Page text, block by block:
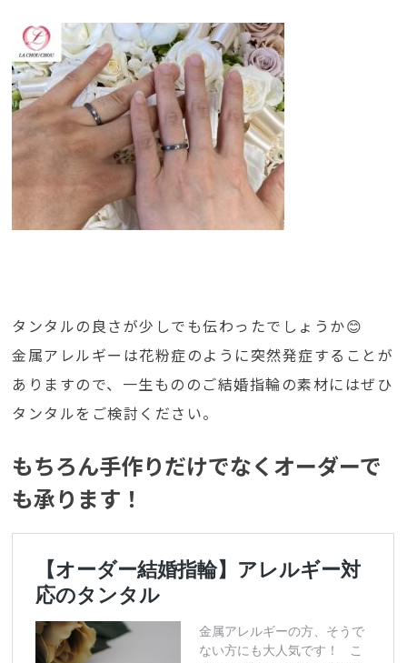
タンタルの良さが少しでも伝わったでしょうか😊
金属アレルギーは花粉症のように突然発症することが
ありますので、一生もののご結婚指輪の素材にはぜひ
タンタルをご検討ください。
もちろん手作りだけでなくオーダーで
も承ります！